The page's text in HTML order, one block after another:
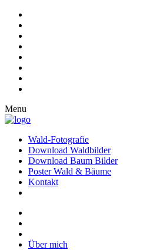
Menu
Wald-Fotografie
Download Waldbilder
Download Baum Bilder
Poster Wald & Bäume
Kontakt
Über mich